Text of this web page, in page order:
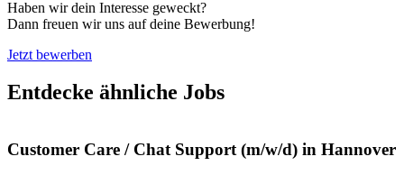
Haben wir dein Interesse geweckt?
Dann freuen wir uns auf deine Bewerbung!
Jetzt bewerben
Entdecke ähnliche Jobs
Customer Care / Chat Support (m/w/d) in Hannover